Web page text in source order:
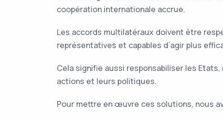
coopération internationale accrue.
Les accords multilatéraux doivent être
représentatives et capables d’agir plus
Cela signifie aussi responsabiliser les
actions et leurs politiques.
Pour mettre en œuvre ces solutions, nous